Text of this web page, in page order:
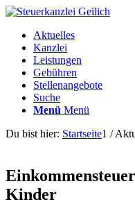
Aktuelles
Kanzlei
Leistungen
Gebühren
Stellenangebote
Suche
Menü Menü
Du bist hier: Startseite1 /
Kinder